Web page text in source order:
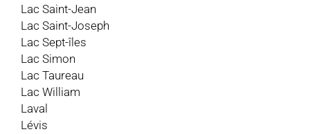
Lac Saint-Jean
Lac Saint-Joseph
Lac Sept-îles
Lac Simon
Lac Taureau
Lac William
Laval
Lévis